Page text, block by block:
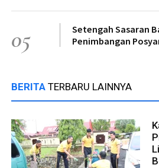
05
Setengah Sasaran
Penimbangan
BERITA TERBARU LAINNYA